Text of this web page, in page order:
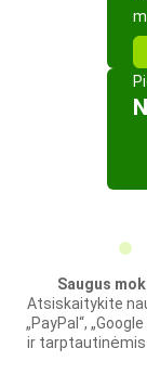
Saugus
Atsiskaitykite
„PayPal“, „Google
ir